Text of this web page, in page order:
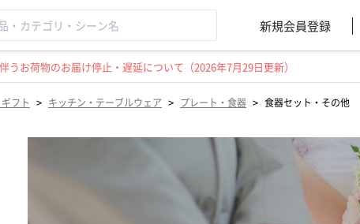
新規会員登録
うお荷物のお届け停止・遅延について（2026年7月29日更新）
フト > キッチン・テーブルウェア > プレート・食器 > 食器セット・その他